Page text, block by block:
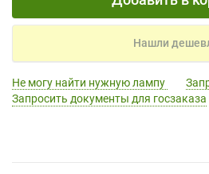
Нашли
Не могу найти нужную лампу
Запросить документы для госзаказа